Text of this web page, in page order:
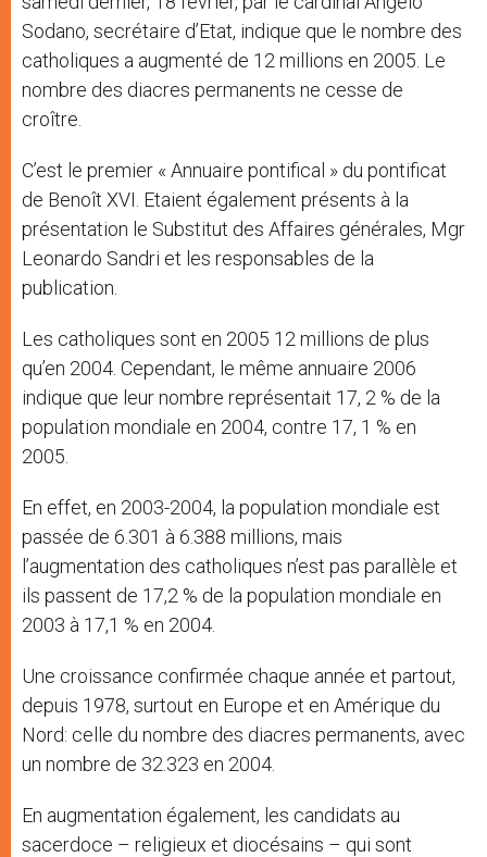
Sodano, secrétaire d’Etat, indique que le nombre des
catholiques a augmenté de 12 millions en 2005. Le
nombre des diacres permanents ne cesse de
croître.
C’est le premier « Annuaire pontifical » du pontificat
de Benoît XVI. Etaient également présents à la
présentation le Substitut des Affaires générales, Mgr
Leonardo Sandri et les responsables de la
publication.
Les catholiques sont en 2005 12 millions de plus
qu’en 2004. Cependant, le même annuaire 2006
indique que leur nombre représentait 17, 2 % de la
population mondiale en 2004, contre 17, 1 % en
2005.
En effet, en 2003-2004, la population mondiale est
passée de 6.301 à 6.388 millions, mais
l’augmentation des catholiques n’est pas parallèle et
ils passent de 17,2 % de la population mondiale en
2003 à 17,1 % en 2004.
Une croissance confirmée chaque année et partout,
depuis 1978, surtout en Europe et en Amérique du
Nord: celle du nombre des diacres permanents, avec
un nombre de 32.323 en 2004.
En augmentation également, les candidats au
sacerdoce – religieux et diocésains – qui sont